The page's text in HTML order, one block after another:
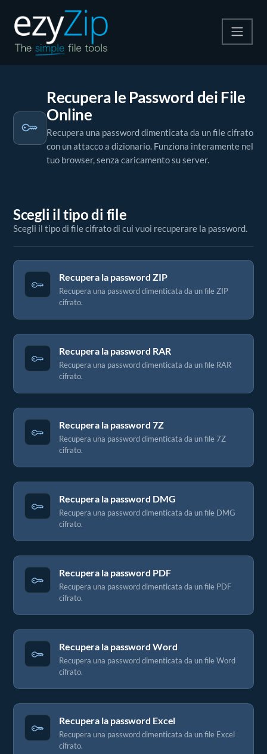
Decomprimi
Convertire
Altri strumenti
Recupera le Password dei File
Online
Recupera una password dimenticata da un file cifrato
con un attacco a dizionario. Funziona interamente nel
tuo browser, senza caricamento su server.
Scegli il tipo di file
Scegli il tipo di file cifrato di cui vuoi recuperare la password.
Recupera la password ZIP
Recupera una password dimenticata da un file ZIP
cifrato.
Recupera la password RAR
Recupera una password dimenticata da un file RAR
cifrato.
Recupera la password 7Z
Recupera una password dimenticata da un file 7Z
cifrato.
Recupera la password DMG
Recupera una password dimenticata da un file DMG
cifrato.
Recupera la password PDF
Recupera una password dimenticata da un file PDF
cifrato.
Recupera la password Word
Recupera una password dimenticata da un file Word
cifrato.
Recupera la password Excel
Recupera una password dimenticata da un file Excel
cifrato.